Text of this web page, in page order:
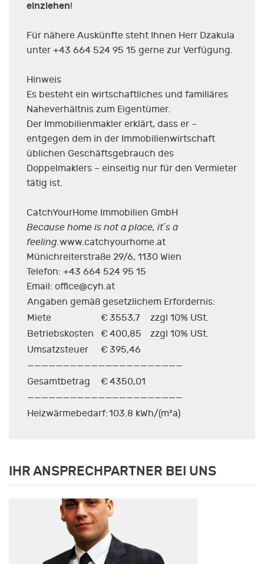
einziehen!
Für nähere Auskünfte steht Ihnen Herr Dzakula
unter +43 664 524 95 15 gerne zur Verfügung.
Hinweis
Es besteht ein wirtschaftliches und familiäres
Naheverhältnis zum Eigentümer.
Der Immobilienmakler erklärt, dass er –
entgegen dem in der Immobilienwirtschaft
üblichen Geschäftsgebrauch des
Doppelmaklers – einseitig nur für den Vermieter
tätig ist.
CatchYourHome Immobilien GmbH
Because home is not a place, it´s a
feeling.www.catchyourhome.at
Münichreiterstraße 29/6, 1130 Wien
Telefon: +43 664 524 95 15
Email: office@cyh.at
Angaben gemäß gesetzlichem Erfordernis:
Miete
€ 3553,7
zzgl 10% USt.
Betriebskosten
€ 400,85
zzgl 10% USt.
Umsatzsteuer
€ 395,46
——————————————————————
Gesamtbetrag
€ 4350,01
——————————————————————
Heizwärmebedarf:103.8 kWh/(m²a)
IHR ANSPRECHPARTNER BEI UNS